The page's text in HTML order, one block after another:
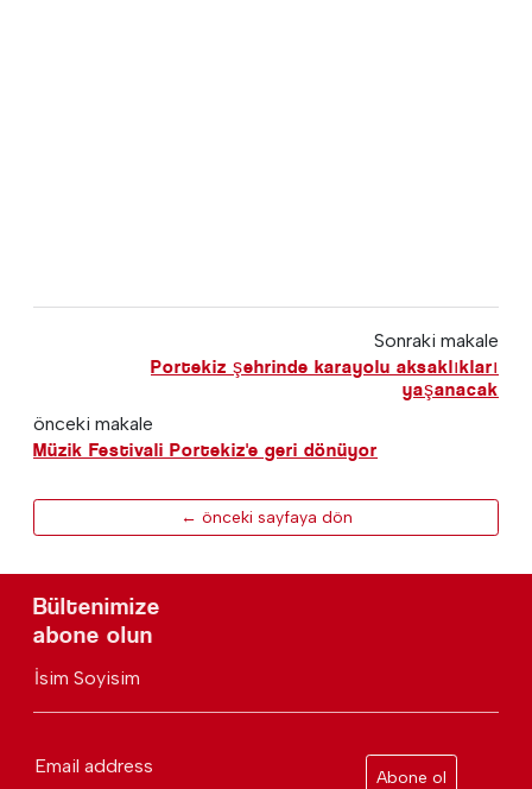
Sonraki makale
Portekiz şehrinde karayolu aksaklıkları
yaşanacak
önceki makale
Müzik Festivali Portekiz'e geri dönüyor
← önceki sayfaya dön
Bültenimize
abone olun
İsim Soyisim
Email address
Abone ol